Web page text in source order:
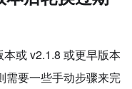
或 v2.1.8 或更早版本
需要一些手动步骤来完